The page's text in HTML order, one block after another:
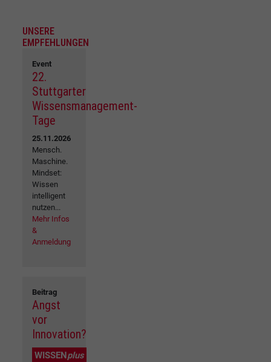
UNSERE
EMPFEHLUNGEN
Event
22.
Stuttgarter
Wissensmanagement-
Tage
25.11.2026
Mensch.
Maschine.
Mindset:
Wissen
intelligent
nutzen...
Mehr Infos
&
Anmeldung
Beitrag
Angst
vor
Innovation?
WISSEN plus